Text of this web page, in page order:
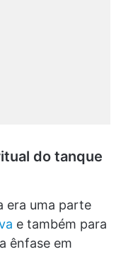
do tanque
era uma parte
e também para
ênfase em